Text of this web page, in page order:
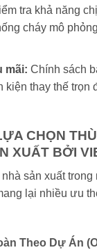
tra khả năng
cháy mô
mãi: Chính sách
kiện thay thế trọn
CHỌN
XUẤT BỞI
sản xuất
lại nhiều ưu
Theo Dự Án